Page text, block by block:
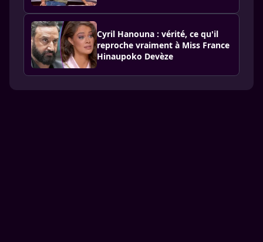
Cyril Hanouna : vérité, ce qu'il
reproche vraiment à Miss France
Hinaupoko Devèze